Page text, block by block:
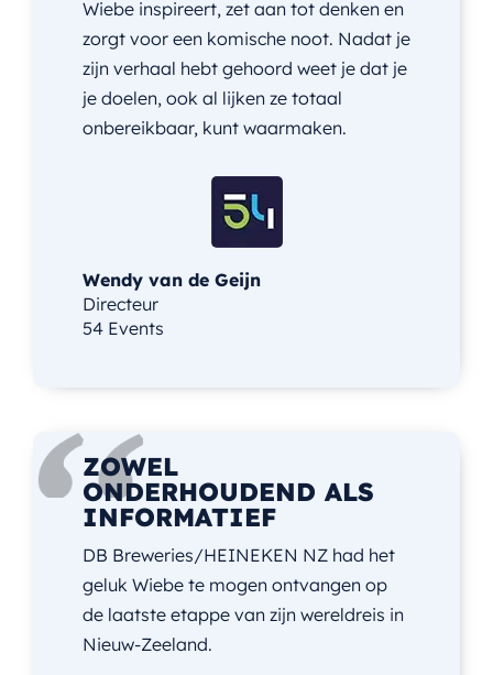
Wiebe inspireert, zet aan tot denken en
zorgt voor een komische noot. Nadat je
zijn verhaal hebt gehoord weet je dat je
je doelen, ook al lijken ze totaal
onbereikbaar, kunt waarmaken.
Wendy van de Geijn
Directeur
54 Events
ZOWEL
ONDERHOUDEND ALS
INFORMATIEF
DB Breweries/HEINEKEN NZ had het
geluk Wiebe te mogen ontvangen op
de laatste etappe van zijn wereldreis in
Nieuw-Zeeland.